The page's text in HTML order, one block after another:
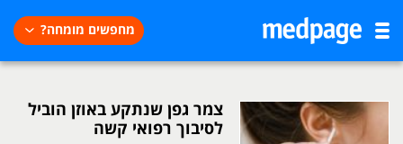
מחפשים מומחה?
צמר גפן שנתקע באוזן הוביל
לסיבוך רפואי קשה